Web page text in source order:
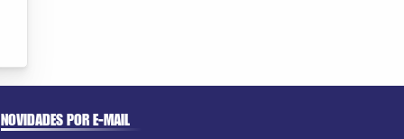
NOVIDADES POR E-MAIL